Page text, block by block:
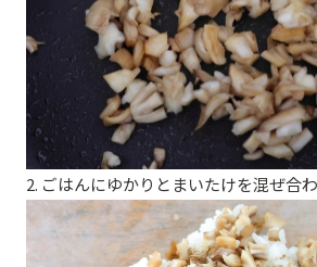
2. ごはんにゆかりとまいたけを混ぜ合わ